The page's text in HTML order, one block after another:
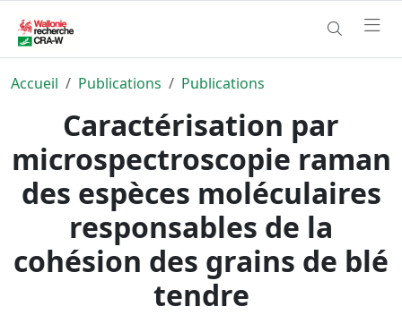
Accueil Publications Publications
Caractérisation par
microspectroscopie raman
des espèces moléculaires
responsables de la
cohésion des grains de blé
tendre